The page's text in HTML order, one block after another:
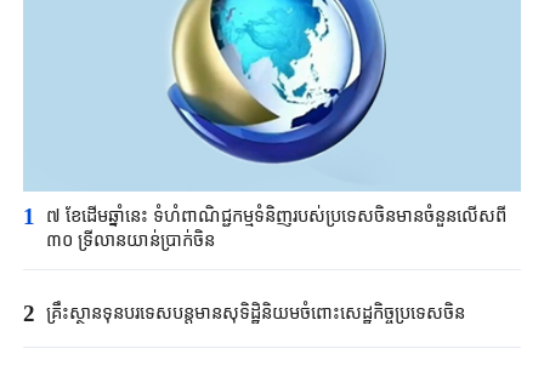
1
៧ ខែដើមឆ្នាំនេះ ទំហំពាណិជ្ជកម្មទំនិញរបស់ប្រទេសចិនមានចំនួនលើសពី
៣០ ទ្រីលានយាន់ប្រាក់ចិន
2 គ្រឹះស្ថាន​ទុនបរទេស​បន្តមាន​សុទិដ្ឋិនិយម​ចំពោះសេដ្ឋកិច្ច​ប្រទេសចិន​​